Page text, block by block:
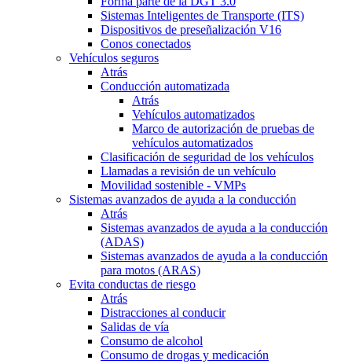
Sistemas Inteligentes de Transporte (ITS)
Dispositivos de preseñalización V16
Conos conectados
Vehículos seguros
Atrás
Conducción automatizada
Atrás
Vehículos automatizados
Marco de autorización de pruebas de
vehículos automatizados
Clasificación de seguridad de los vehículos
Llamadas a revisión de un vehículo
Movilidad sostenible - VMPs
Sistemas avanzados de ayuda a la conducción
Atrás
Sistemas avanzados de ayuda a la conducción
(ADAS)
Sistemas avanzados de ayuda a la conducción
para motos (ARAS)
Evita conductas de riesgo
Atrás
Distracciones al conducir
Salidas de vía
Consumo de alcohol
Consumo de drogas y medicación